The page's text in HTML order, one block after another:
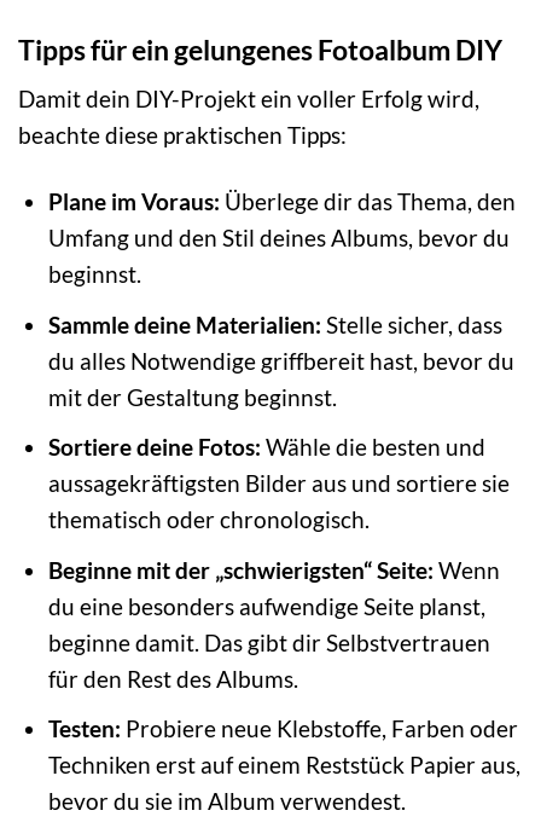
Tipps für ein gelungenes Fotoalbum DIY
Damit dein DIY-Projekt ein voller Erfolg wird,
beachte diese praktischen Tipps:
Plane im Voraus: Überlege dir das Thema, den
Umfang und den Stil deines Albums, bevor du
beginnst.
Sammle deine Materialien: Stelle sicher, dass
du alles Notwendige griffbereit hast, bevor du
mit der Gestaltung beginnst.
Sortiere deine Fotos: Wähle die besten und
aussagekräftigsten Bilder aus und sortiere sie
thematisch oder chronologisch.
Beginne mit der „schwierigsten“ Seite: Wenn
du eine besonders aufwendige Seite planst,
beginne damit. Das gibt dir Selbstvertrauen
für den Rest des Albums.
Testen: Probiere neue Klebstoffe, Farben oder
Techniken erst auf einem Reststück Papier aus,
bevor du sie im Album verwendest.